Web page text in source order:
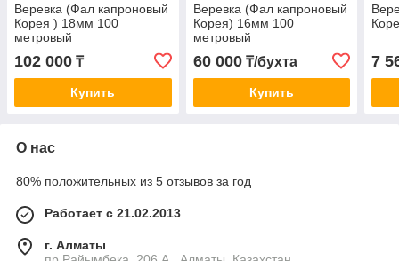
Веревка (Фал капроновый
Корея ) 18мм 100
метровый
102 000 ₸
Купить
Веревка (Фал капроновый
Корея) 16мм 100
метровый
60 000₸/бухта
Купить
7
О нас
80% положительных из 5 отзывов за год
Работает с 21.02.2013
г. Алматы